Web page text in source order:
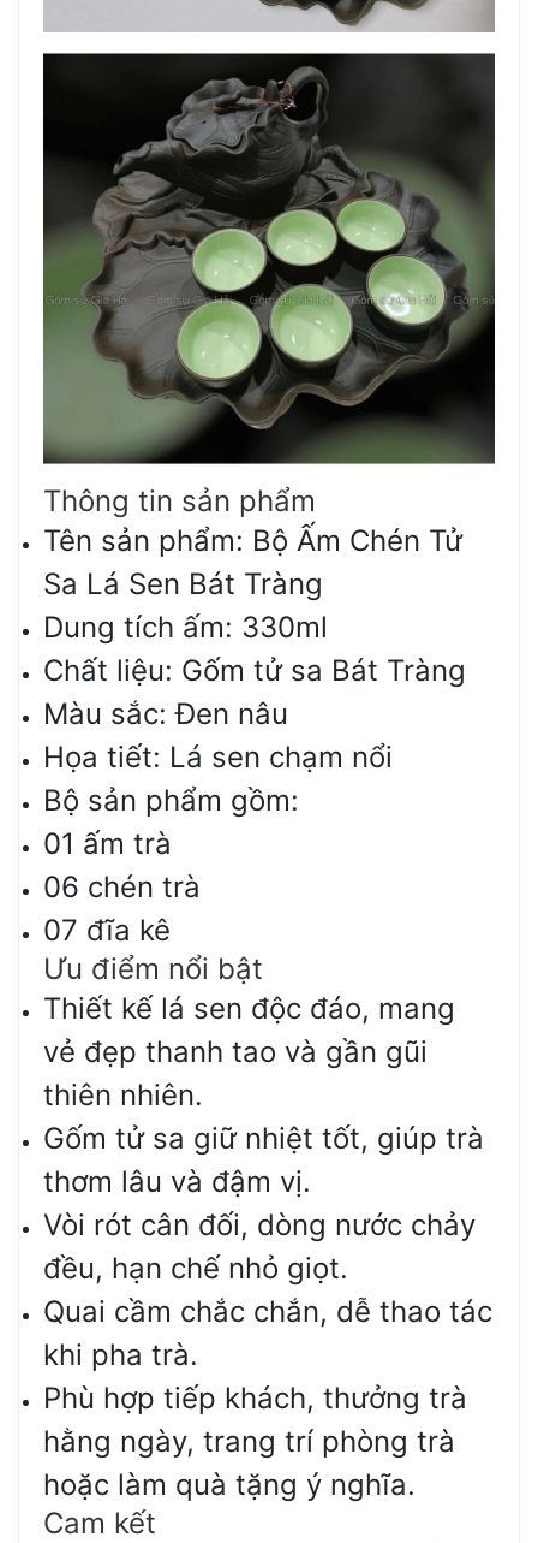
Thông tin sản phẩm
Tên sản phẩm: Bộ Ấm Chén Tử
Sa Lá Sen Bát Tràng
Dung tích ấm: 330ml
Chất liệu: Gốm tử sa Bát Tràng
Màu sắc: Đen nâu
Họa tiết: Lá sen chạm nổi
Bộ sản phẩm gồm:
01 ấm trà
06 chén trà
07 đĩa kê
Ưu điểm nổi bật
Thiết kế lá sen độc đáo, mang
vẻ đẹp thanh tao và gần gũi
thiên nhiên.
Gốm tử sa giữ nhiệt tốt, giúp trà
thơm lâu và đậm vị.
Vòi rót cân đối, dòng nước chảy
đều, hạn chế nhỏ giọt.
Quai cầm chắc chắn, dễ thao tác
khi pha trà.
Phù hợp tiếp khách, thưởng trà
hằng ngày, trang trí phòng trà
hoặc làm quà tặng ý nghĩa.
Cam kết